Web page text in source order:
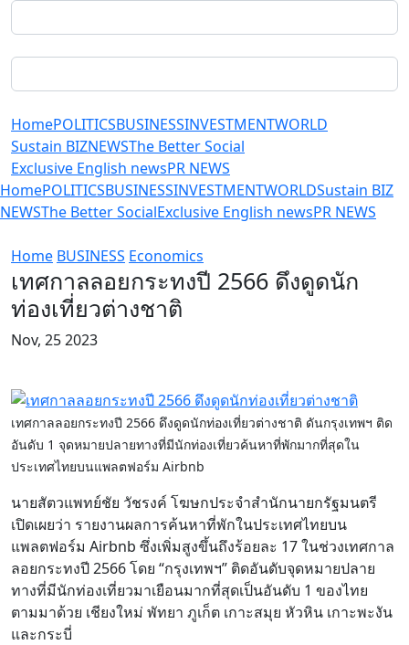
HomePOLITICSBUSINESSINVESTMENTWORLD
Sustain BIZNEWSThe Better Social
Exclusive English newsPR NEWS
HomePOLITICSBUSINESSINVESTMENTWORLDSustain BIZ
NEWSThe Better SocialExclusive English newsPR NEWS
Home BUSINESS Economics
เทศกาลลอยกระทงปี 2566 ดึงดูดนัก
ท่องเที่ยวต่างชาติ
Nov, 25 2023
เทศกาลลอยกระทงปี 2566 ดึงดูดนักท่องเที่ยวต่างชาติ ดันกรุงเทพฯ ติด
อันดับ 1 จุดหมายปลายทางที่มีนักท่องเที่ยวค้นหาที่พักมากที่สุดใน
ประเทศไทยบนแพลตฟอร์ม Airbnb
นายสัตวแพทย์ชัย วัชรงค์ โฆษกประจำสำนักนายกรัฐมนตรี
เปิดเผยว่า รายงานผลการค้นหาที่พักในประเทศไทยบน
แพลตฟอร์ม Airbnb ซึ่งเพิ่มสูงขึ้นถึงร้อยละ 17 ในช่วงเทศกาล
ลอยกระทงปี 2566 โดย “กรุงเทพฯ” ติดอันดับจุดหมายปลาย
ทางที่มีนักท่องเที่ยวมาเยือนมากที่สุดเป็นอันดับ 1 ของไทย
ตามมาด้วย เชียงใหม่ พัทยา ภูเก็ต เกาะสมุย หัวหิน เกาะพะงัน
และกระบี่